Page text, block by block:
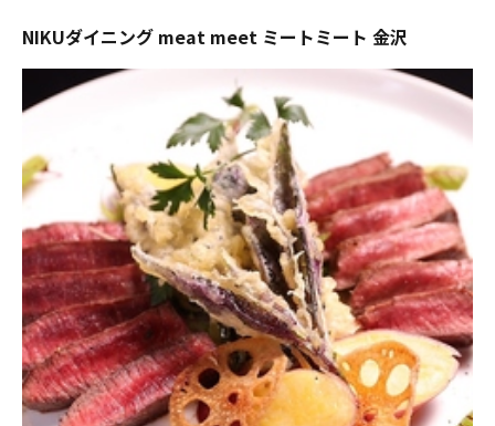
NIKUダイニング meat meet ミートミート 金沢